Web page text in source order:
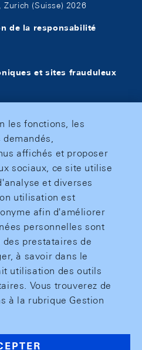
(Suisse) 2026
de la responsabilité
et sites frauduleux
les fonctions, les
affichés et proposer
sociaux, ce site utilise
et diverses
utilisation est
afin d'améliorer
personnelles sont
prestataires de
à savoir dans le
utilisation des outils
Vous trouverez de
à la rubrique Gestion